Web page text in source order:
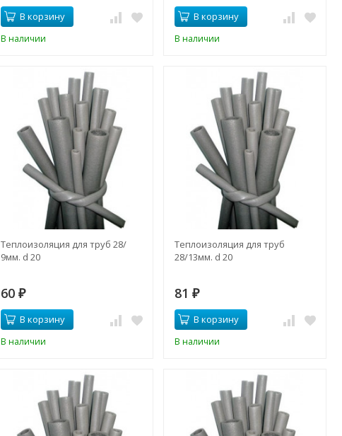
В корзину
В наличии
В корзину
В наличии
Теплоизоляция для труб 28/
9мм. d 20
60₽
В корзину
В наличии
Теплоизоляция для труб
28/13мм. d 20
81 ₽
В корзину
В наличии